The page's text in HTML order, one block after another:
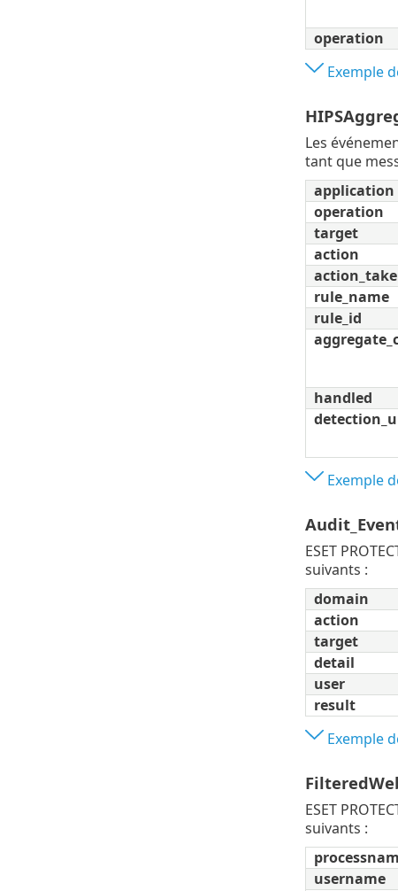
operation
Exemple
Les
tant que
application
operation
target
action
rule_name
rule_id
handled
Exemple
ESET
suivants :
domain
action
target
detail
user
result
Exemple
ESET
suivants :
username